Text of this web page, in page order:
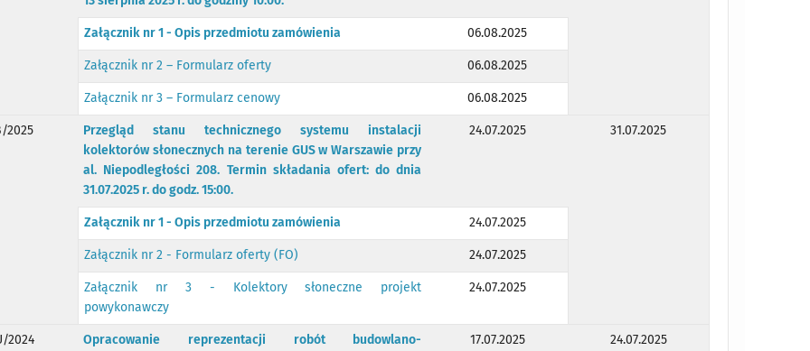
Załącznik nr 1 - Opis przedmiotu zamówienia 06.08.2025
Załącznik nr 2 – Formularz oferty 06.08.2025
Załącznik nr 3 – Formularz cenowy 06.08.2025
2025
Przegląd stanu technicznego systemu instalacji
kolektorów słonecznych na terenie GUS w Warszawie przy
al. Niepodległości 208. Termin składania ofert: do dnia
31.07.2025 r. do godz. 15:00.
24.07.2025 31.07.2025
Załącznik nr 1 - Opis przedmiotu zamówienia 24.07.2025
Załącznik nr 2 - Formularz oferty (FO) 24.07.2025
Załącznik nr 3 - Kolektory słoneczne projekt
powykonawczy
24.07.2025
2024
Opracowanie reprezentacji robót budowlano-
17.07.2025 24.07.2025